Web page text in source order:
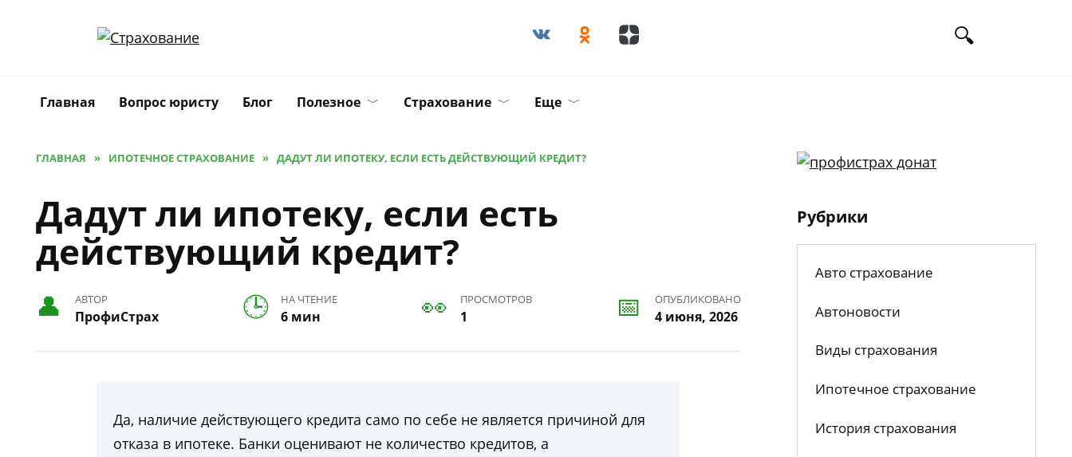
Главная Вопрос юристу Блог Полезное Страхование Еще
ГЛАВНАЯ » ИПОТЕЧНОЕ СТРАХОВАНИЕ » ДАДУТ ЛИ ИПОТЕКУ, ЕСЛИ ЕСТЬ ДЕЙСТВУЮЩИЙ КРЕДИТ?
Дадут ли ипотеку, если есть
действующий кредит?
АВТОР
ПрофиСтрах
НА ЧТЕНИЕ
6 мин
ПРОСМОТРОВ
1
ОПУБЛИКОВАНО
4 июня, 2026
Да, наличие действующего кредита само по себе не является причиной для
отказа в ипотеке. Банки оценивают не количество кредитов, а
Рубрики
Авто страхование
Автоновости
Виды страхования
Ипотечное страхование
История страхования